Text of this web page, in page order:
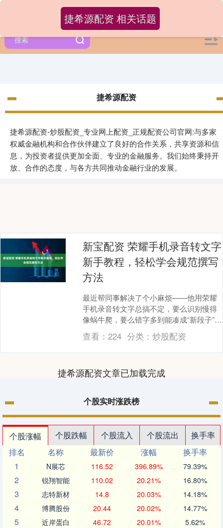
捷希源配资
捷希源配资-炒股配资_专业网上配资_正规配资公司官网:与多家
权威金融机构和合作伙伴建立了良好的合作关系，共享资源和信
息，为投资者提供更加全面、专业的金融服务。我们始终秉持开
放、合作的态度，与各方共同推动金融行业的发展。
捷希源配资 相关话题
新宝配资 荣耀手机录音转文字
新手教程，轻松学会规范撰写
方法
最近帮同事解决了个小麻烦——他用荣耀
手机录音转文字总搞不定，要么识别慢得
像蜗牛爬，要么错字多到能凑成“新段子”，
急得他拍着手机说“这玩意儿比我手写还费
劲”。我笑....
查看：224 分类： 炒股配资
捷希源配资文章已加载完成
个股实时涨跌榜
个股涨幅 个股跌幅 个股流入 个股流出
换手率
排名
名称 最新价 涨幅
换手率
1
N展芯 116.52 396.89% 79.39%
2 锐翔智能 110.02 20.21% 16.80%
3 志特新材 14.8 20.03% 14.18%
4 博腾股份 20.44 20.02% 14.77%
5 近岸蛋白 46.72 20.01% 5.62%